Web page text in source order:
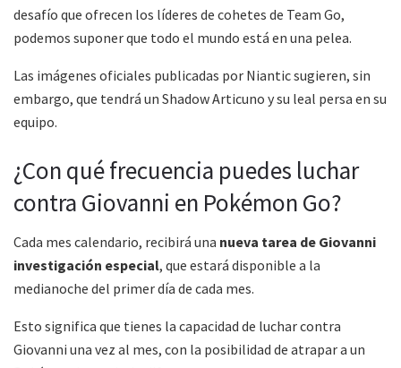
desafío que ofrecen los líderes de cohetes de Team Go,
podemos suponer que todo el mundo está en una pelea.
Las imágenes oficiales publicadas por Niantic sugieren, sin
embargo, que tendrá un Shadow Articuno y su leal persa en su
equipo.
¿Con qué frecuencia puedes luchar
contra Giovanni en Pokémon Go?
Cada mes calendario, recibirá una nueva tarea de Giovanni
investigación especial, que estará disponible a la
medianoche del primer día de cada mes.
Esto significa que tienes la capacidad de luchar contra
Giovanni una vez al mes, con la posibilidad de atrapar a un